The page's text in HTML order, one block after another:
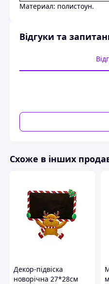
Материал: полистоун.
Відгуки та
Схоже в інших
Декор-підвіска
новорічна 27*28см